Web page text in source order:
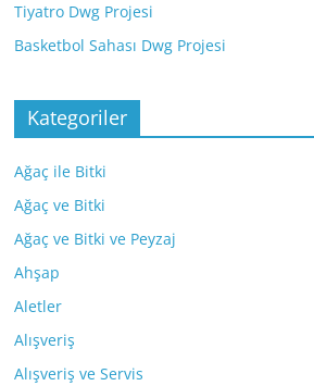
Tiyatro Dwg Projesi
Basketbol Sahası Dwg Projesi
Kategoriler
Ağaç ile Bitki
Ağaç ve Bitki
Ağaç ve Bitki ve Peyzaj
Ahşap
Aletler
Alışveriş
Alışveriş ve Servis